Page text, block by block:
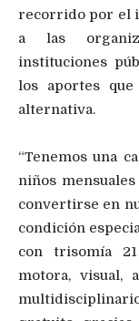
recorrido por el
a las
instituciones
los aportes
alternativa.
“Tenemos una
niños
convertirse en
condición
con trisomía
motora, visual,